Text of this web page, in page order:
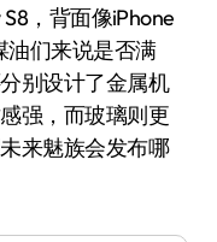
，背面像iPhone
油们来说是否满
别设计了金属机
强，而玻璃则更
来魅族会发布哪